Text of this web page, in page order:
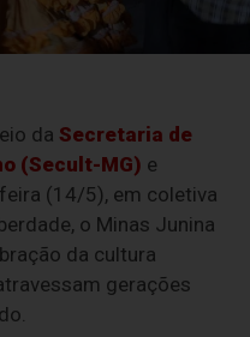
da Secretaria de
(Secult-MG) e
(14/5), em coletiva
o Minas Junina
da cultura
gerações